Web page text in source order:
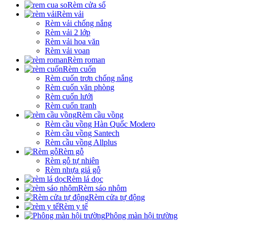
Rèm cửa sổ
Rèm vải
Rèm vải chống nắng
Rèm vải 2 lớp
Rèm vải hoa văn
Rèm vải voan
Rèm roman
Rèm cuốn
Rèm cuốn trơn chống nắng
Rèm cuốn văn phòng
Rèm cuốn lưới
Rèm cuốn tranh
Rèm cầu vồng
Rèm cầu vồng Hàn Quốc Modero
Rèm cầu vồng Santech
Rèm cầu vồng Allplus
Rèm gỗ
Rèm gỗ tự nhiên
Rèm nhựa giả gỗ
Rèm lá dọc
Rèm sáo nhôm
Rèm cửa tự động
Rèm y tế
Phông màn hội trường